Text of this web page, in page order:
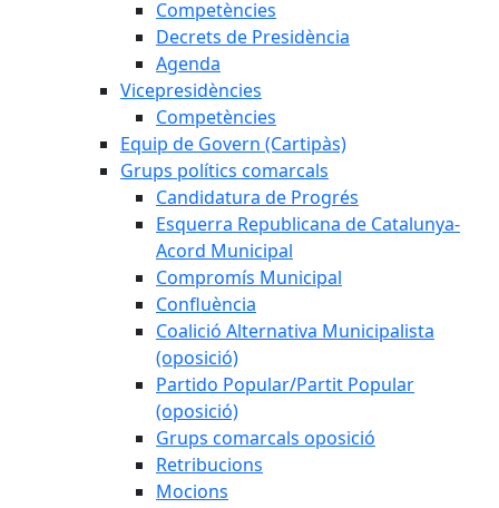
Competències
Decrets de Presidència
Agenda
Vicepresidències
Competències
Equip de Govern (Cartipàs)
Grups polítics comarcals
Candidatura de Progrés
Esquerra Republicana de Catalunya-
Acord Municipal
Compromís Municipal
Confluència
Coalició Alternativa Municipalista
(oposició)
Partido Popular/Partit Popular
(oposició)
Grups comarcals oposició
Retribucions
Mocions